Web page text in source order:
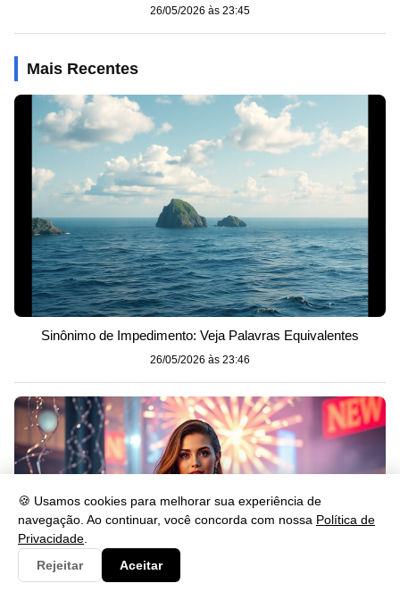
🍪 Usamos cookies para melhorar sua experiência de
navegação. Ao continuar, você concorda com nossa Política de
Privacidade
Rejeitar
Aceitar
26/05/2026 às 23:45
Mais Recentes
Sinônimo de Impedimento: Veja Palavras Equivalentes
26/05/2026 às 23:46